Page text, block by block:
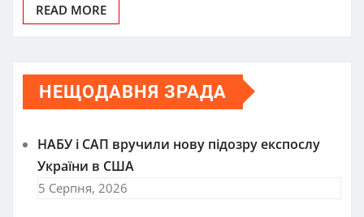
READ MORE
НЕЩОДАВНЯ ЗРАДА
НАБУ і САП вручили нову підозру експослу
України в США
5 Серпня, 2026